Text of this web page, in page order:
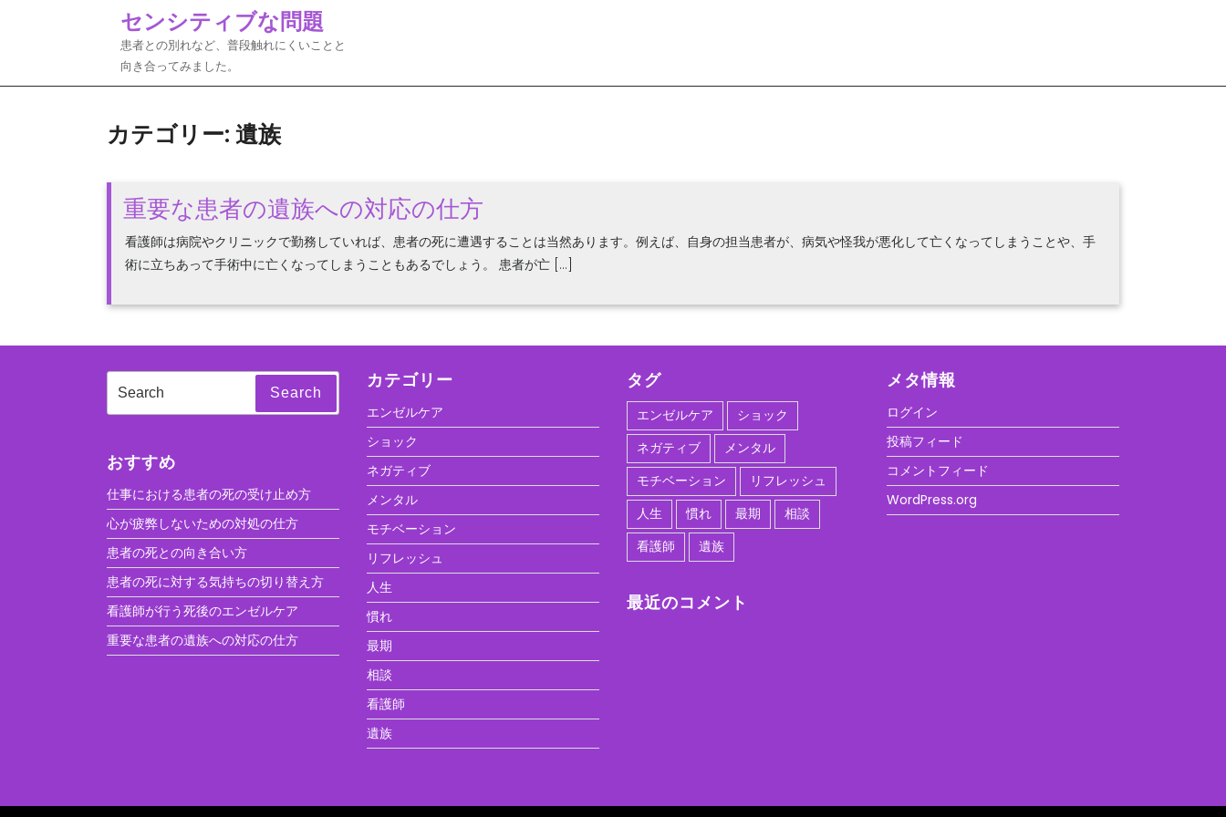
センシティブな問題
患者との別れなど、普段触れにくいことと
向き合ってみました。
カテゴリー: 遺族
重要な患者の遺族への対応の仕方
看護師は病院やクリニックで勤務していれば、患者の死に遭遇することは当然あります。例えば、自身の担当患者が、病気や怪我が悪化して亡くなってしまうことや、手
術に立ちあって手術中に亡くなってしまうこともあるでしょう。 患者が亡 […]
for:
Search
おすすめ
仕事における患者の死の受け止め方
心が疲弊しないための対処の仕方
患者の死との向き合い方
患者の死に対する気持ちの切り替え方
看護師が行う死後のエンゼルケア
重要な患者の遺族への対応の仕方
カテゴリー
エンゼルケア
ショック
ネガティブ
メンタル
モチベーション
リフレッシュ
人生
慣れ
最期
相談
看護師
遺族
タグ
エンゼルケア
ショック
ネガティブ
メンタル
モチベーション
リフレッシュ
人生
慣れ 最期
相談
看護師
遺族
最近のコメント
メタ情報
ログイン
投稿フィード
コメントフィード
WordPress.org